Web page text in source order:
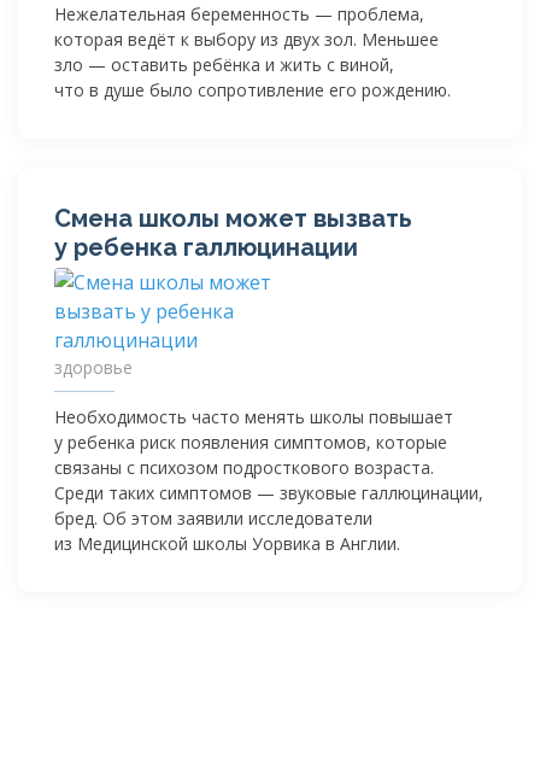
Нежелательная беременность — проблема,
которая ведёт к выбору из двух зол. Меньшее
зло — оставить ребёнка и жить с виной,
что в душе было сопротивление его рождению.
Смена школы может вызвать
у ребенка галлюцинации
здоровье
Необходимость часто менять школы повышает
у ребенка риск появления симптомов, которые
связаны с психозом подросткового возраста.
Среди таких симптомов — звуковые галлюцинации,
бред. Об этом заявили исследователи
из Медицинской школы Уорвика в Англии.